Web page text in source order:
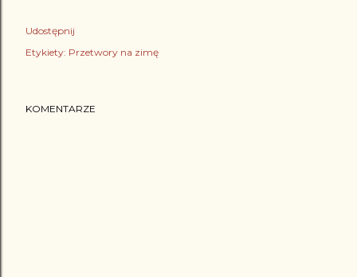
Udostępnij
Etykiety: Przetwory na zimę
KOMENTARZE